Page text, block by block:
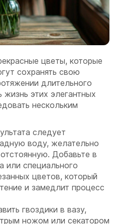
цветы, которые
сохранять свою
длительного
этих элегантных
нескольким
следует
воду, желательно
Добавьте в
или специального
цветов, который
и замедлит процесс
гвоздики в вазу,
ножом или секатором